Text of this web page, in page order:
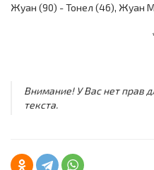
Жуан (90) - Тонел (46), Жуан
Внимание! У Вас нет прав
текста.